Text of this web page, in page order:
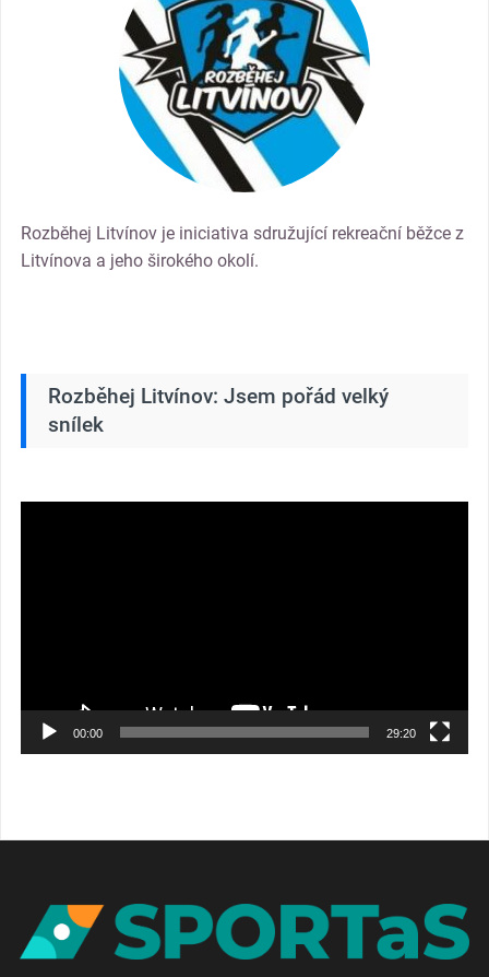
Rozběhej Litvínov je iniciativa sdružující rekreační běžce z
Litvínova a jeho širokého okolí.
Rozběhej Litvínov: Jsem pořád velký
snílek
00:00 29:20